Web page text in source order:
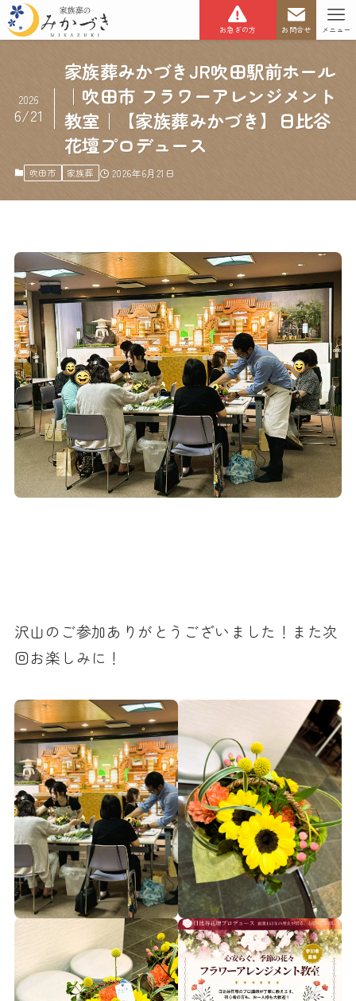
お急ぎの方 お問合せ メニュー
家族葬みかづきJR吹田駅前ホール
｜吹田市 フラワーアレンジメント
教室｜【家族葬みかづき】日比谷
花壇プロデュース
2026
6/21
吹田市 家族葬 2026年6月21日
沢山のご参加ありがとうございました！また次
回お楽しみに！